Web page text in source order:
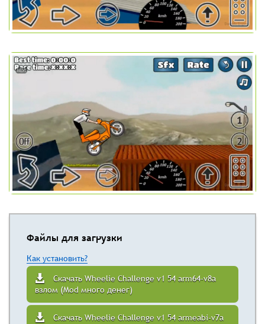
Файлы для загрузки
Как установить?
Скачать Wheelie Challenge v1 54 arm64-v8a
взлом (Mod много денег)
Скачать Wheelie Challenge v1 54 armeabi-v7a